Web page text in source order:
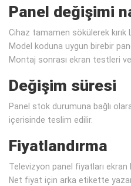
Panel değişimi
Cihaz tamamen sökülerek kırık
Model koduna uygun birebir
Montaj sonrası ekran testleri
Değişim süresi
Panel stok durumuna bağlı
içerisinde teslim edilir.
Fiyatlandırma
Televizyon panel fiyatları
Net fiyat için arka etikette